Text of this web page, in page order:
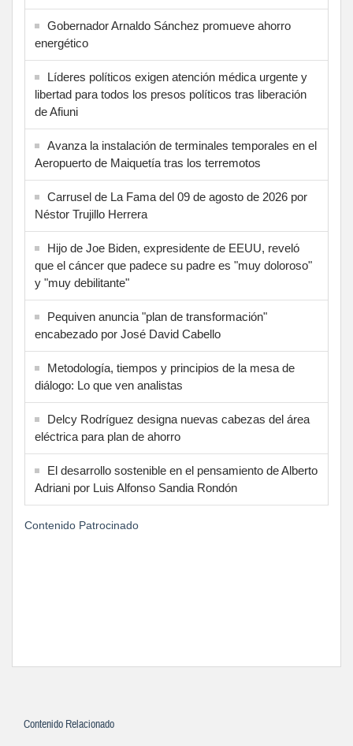
Gobernador Arnaldo Sánchez promueve ahorro
energético
Líderes políticos exigen atención médica urgente y
libertad para todos los presos políticos tras liberación
de Afiuni
Avanza la instalación de terminales temporales en el
Aeropuerto de Maiquetía tras los terremotos
Carrusel de La Fama del 09 de agosto de 2026 por
Néstor Trujillo Herrera
Hijo de Joe Biden, expresidente de EEUU, reveló
que el cáncer que padece su padre es "muy doloroso"
y "muy debilitante"
Pequiven anuncia "plan de transformación"
encabezado por José David Cabello
Metodología, tiempos y principios de la mesa de
diálogo: Lo que ven analistas
Delcy Rodríguez designa nuevas cabezas del área
eléctrica para plan de ahorro
El desarrollo sostenible en el pensamiento de Alberto
Adriani por Luis Alfonso Sandia Rondón
Contenido Patrocinado
Contenido Relacionado